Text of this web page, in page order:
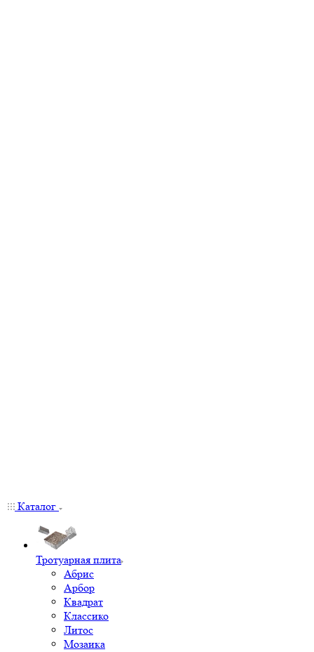
Каталог
Тротуарная плита
Абрис
Арбор
Квадрат
Классико
Литос
Мозаика